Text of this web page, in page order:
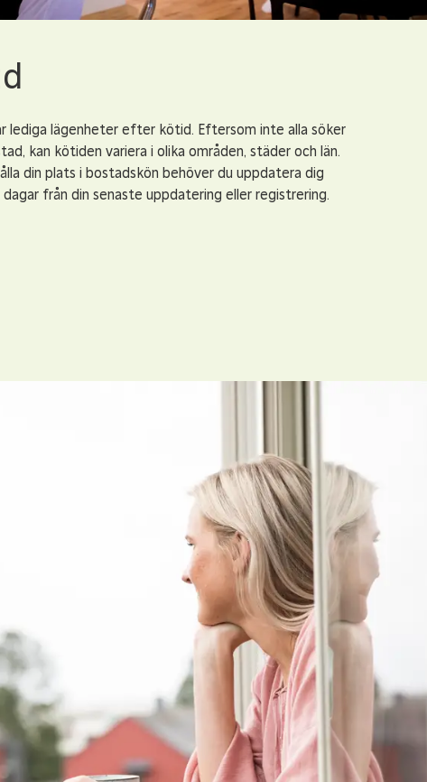
lediga lägenheter efter kötid. Eftersom inte alla söker
kan kötiden variera i olika områden, städer och län.
din plats i bostadskön behöver du uppdatera dig
från din senaste uppdatering eller registrering.